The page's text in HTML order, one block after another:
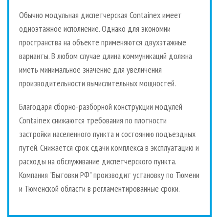
Обычно модульная диспетчерская Containex имеет
одноэтажное исполнение. Однако для экономии
пространства на объекте применяются двухэтажные
варианты. В любом случае длина коммуникаций должна
иметь минимальное значение для увеличения
производительности вычислительных мощностей.
Благодаря сборно-разборной конструкции модулей
Containex снижаются требования по плотности
застройки населенного пункта и состоянию подъездных
путей. Снижается срок сдачи комплекса в эксплуатацию и
расходы на обслуживание диспетчерского пункта.
Компания "Бытовки РФ" производит установку по Тюмени
и Тюменской области в регламентированные сроки.